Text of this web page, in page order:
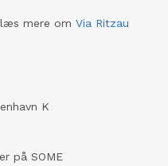
mere om Via Ritzau
K
på SOME